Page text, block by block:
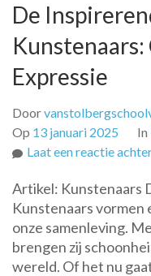
De
Expressie
Door
Op 13 januari 2025 In
Laat een reactie
Artikel: Kunstenaars
Kunstenaars vormen
onze samenleving.
brengen zij
wereld. Of het nu